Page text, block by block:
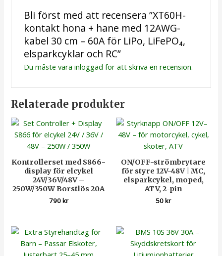
Bli först med att recensera ”XT60H-
kontakt hona + hane med 12AWG-
kabel 30 cm – 60A för LiPo, LiFePO₄,
elsparkcyklar och RC”
Du måste vara inloggad för att skriva en recension.
Relaterade produkter
Kontrollerset med S866-
display för elcykel
24V/36V/48V –
250W/350W Borstlös 20A
790kr
ON/OFF-strömbrytare
för styre 12V-48V | MC,
elsparkcykel, moped,
ATV, 2-pin
50kr